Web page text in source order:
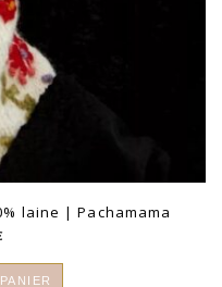
laine | Pachamama